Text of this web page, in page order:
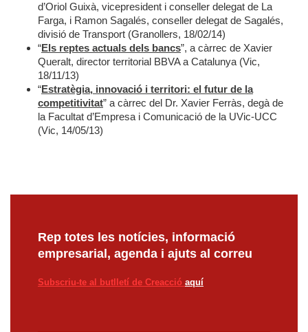
d’Oriol Guixà, vicepresident i conseller delegat de La
Farga, i Ramon Sagalés, conseller delegat de Sagalés,
divisió de Transport (Granollers, 18/02/14)
“Els reptes actuals dels bancs”, a càrrec de Xavier
Queralt, director territorial BBVA a Catalunya (Vic,
18/11/13)
“Estratègia, innovació i territori: el futur de la
competitivitat” a càrrec del Dr. Xavier Ferràs, degà de
la Facultat d’Empresa i Comunicació de la UVic-UCC
(Vic, 14/05/13)
Rep totes les notícies, informació
empresarial, agenda i ajuts al correu
Subscriu-te al butlletí de Creacció aquí